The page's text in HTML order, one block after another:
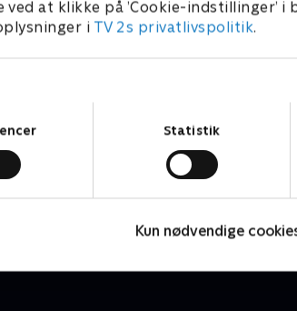
at klikke på ’Cookie-indstillinger’ i
i TV 2s privatlivspolitik.
Statistik
Kun nødvendige
Pride